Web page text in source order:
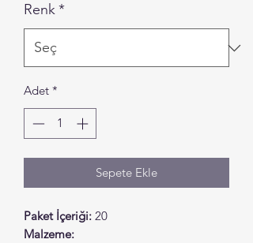
Renk*
Adet *
Sepete Ekle
Paket İçeriği: 20
Malzeme: